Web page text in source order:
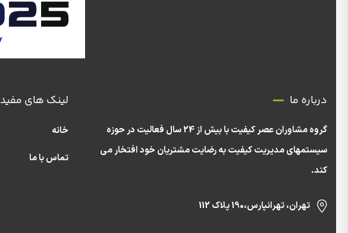
درباره ما
گروه مشاوران عصر کیفیت با بیش از 24 سال فعالیت در حوزه
سیستمهای مدیریت کیفیت به رضایت مشتریان خود افتخار می
کند.
تهران، تهرانپارس،190 پلاک 112
لینک های مفید
خانه
تماس با ما